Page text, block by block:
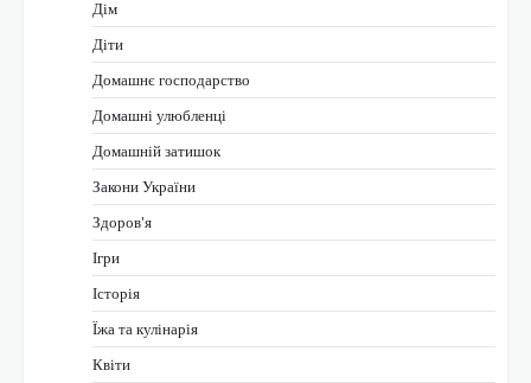
Дім
Діти
Домашнє господарство
Домашні улюбленці
Домашній затишок
Закони України
Здоров'я
Ігри
Історія
Їжа та кулінарія
Квіти